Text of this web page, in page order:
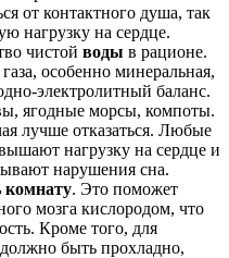
от контактного душа, так
нагрузку на сердце.
чистой воды в рационе.
особенно минеральная,
электролитный баланс.
ягодные морсы, компоты.
лучше отказаться. Любые
нагрузку на сердце и
нарушения сна.
комнату. Это поможет
мозга кислородом, что
Кроме того, для
быть прохладно,